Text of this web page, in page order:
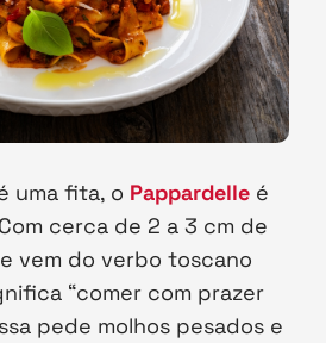
uma fita, o Pappardelle é
cerca de 2 a 3 cm de
vem do verbo toscano
“comer com prazer
pede molhos pesados e